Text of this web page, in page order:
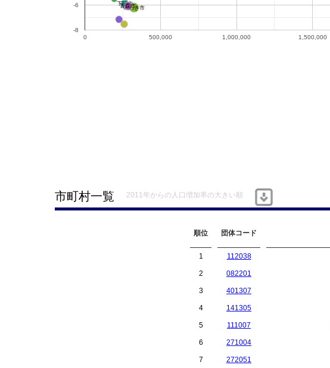
いわき市
下関市
青森市
0 500,000 1,000,000 1,500,000
-8
-6
市町村一覧 2011年からの人口増加率の大きい順
順位 団体コード
1 112038
2 082201
3 401307
4 141305
5 111007
6 271004
7 272051